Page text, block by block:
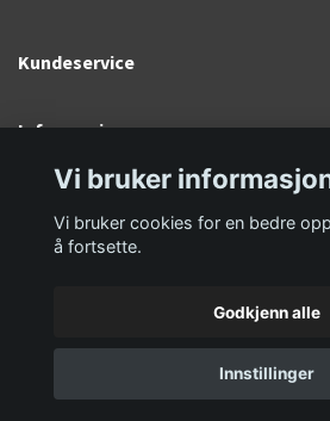
Kundeservice
Informasjon
Sosiale medier
© 2026 GolfKongen
Vi bruker
Vi bruker cookies for en bedre
å fortsette.
Godkjenn alle
Innstillinger